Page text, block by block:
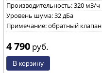
Производительность: 320 м3/ч
Уровень шума: 32 дБа
Примечание: обратный клапан
4 790 руб.